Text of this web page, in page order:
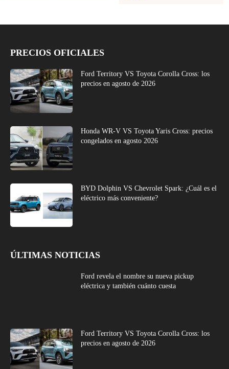
PRECIOS OFICIALES
Ford Territory VS Toyota Corolla Cross: los
precios en agosto de 2026
Honda WR-V VS Toyota Yaris Cross: precios
congelados en agosto 2026
BYD Dolphin VS Chevrolet Spark: ¿Cuál es el
eléctrico más conveniente?
ÚLTIMAS NOTICIAS
Ford revela el nombre su nueva pickup
eléctrica y también cuánto cuesta
Ford Territory VS Toyota Corolla Cross: los
precios en agosto de 2026